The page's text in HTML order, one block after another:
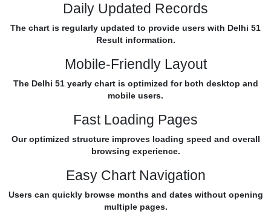
Daily Updated Records
The chart is regularly updated to provide users with Delhi 51
Result information.
Mobile-Friendly Layout
The Delhi 51 yearly chart is optimized for both desktop and
mobile users.
Fast Loading Pages
Our optimized structure improves loading speed and overall
browsing experience.
Easy Chart Navigation
Users can quickly browse months and dates without opening
multiple pages.